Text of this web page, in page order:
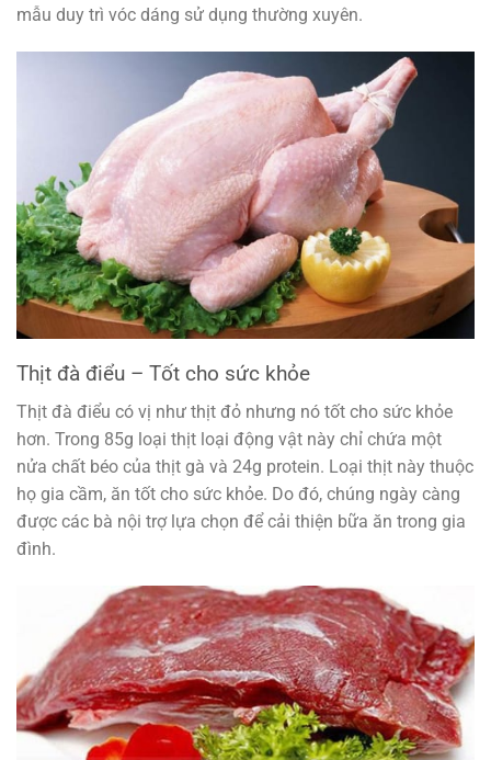
mẫu duy trì vóc dáng sử dụng thường xuyên.
Thịt đà điểu – Tốt cho sức khỏe
Thịt đà điểu có vị như thịt đỏ nhưng nó tốt cho sức khỏe
hơn. Trong 85g loại thịt loại động vật này chỉ chứa một
nửa chất béo của thịt gà và 24g protein. Loại thịt này thuộc
họ gia cầm, ăn tốt cho sức khỏe. Do đó, chúng ngày càng
được các bà nội trợ lựa chọn để cải thiện bữa ăn trong gia
đình.